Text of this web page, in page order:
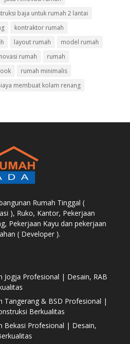
baja untuk rumah 2 lantai
kontraktor rumah
layout rumah
model rumah
rumah
rumah
rumah minimalis
membuat kolam renang
Rumah Tinggal (
), Ruko, Kantor, Pekerjaan
Pekerjaan Kayu dan pekerjaan
( Developer ).
Jogja Profesional | Desain, RAB
Tangerang & BSD Profesional |
Berkualitas
Bekasi Profesional | Desain,